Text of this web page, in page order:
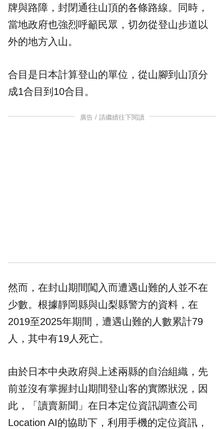
牌與路障，封閉通往山頂的各條路線。同時，
當地政府也強烈呼籲民眾，切勿從登山步道以
外的地方入山。
合目是日本計算登山的單位，從山腳到山頂分
成1合目到10合目。
廣告 / 請繼續往下閱讀
然而，在封山期間闖入而遭遇山難的人並不在
少數。根據靜岡縣與山梨縣警方的資料，在
2019至2025年期間，遭遇山難的人數累計79
人，其中有19人死亡。
由於日本中央政府與上述兩縣的自治組織，先
前並沒有掌握封山期間登山客的實際狀況，因
此，「讀賣新聞」在日本定位資訊調查公司
Location AI的協助下，利用手機的定位資訊，